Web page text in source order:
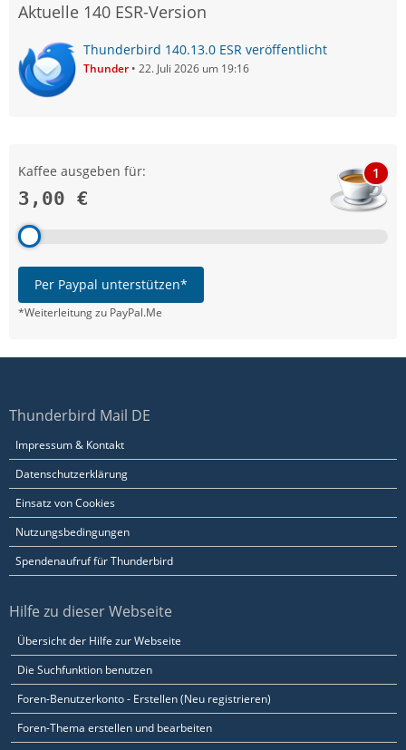
Aktuelle 140 ESR-Version
Thunderbird 140.13.0 ESR veröffentlicht
Thunder 22. Juli 2026 um 19:16
Kaffee ausgeben für:
3,00 €
1
Per Paypal unterstützen*
*Weiterleitung zu PayPal.Me
Thunderbird Mail DE
Impressum & Kontakt
Datenschutzerklärung
Einsatz von Cookies
Nutzungsbedingungen
Spendenaufruf für Thunderbird
Hilfe zu dieser Webseite
Übersicht der Hilfe zur Webseite
Die Suchfunktion benutzen
Foren-Benutzerkonto - Erstellen (Neu registrieren)
Foren-Thema erstellen und bearbeiten